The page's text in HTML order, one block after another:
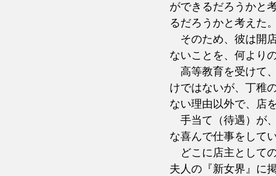
ができるだろうかと
るだろうかと考えた。
そのため、彼は開
ないことを、何より
高等教育を受けて
けではないが、丁稚
ない理由以外で、店
手当て（待遇）が
な喜んで仕事をして
どこに店主として
夫人の『新女界』に